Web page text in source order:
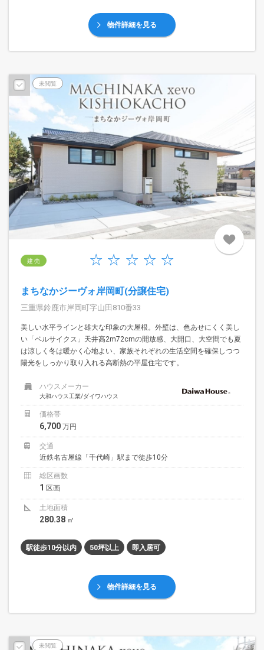
物件詳細を見る
未閲覧
建 売
まちなかジーヴォ岸岡町(分譲住宅)
三重県鈴鹿市岸岡町字山田810番33
美しい水平ラインと雄大な印象の大屋根。外壁は、色あせにくく美し
い「ベルサイクス」天井高2m72cmの開放感、大開口、大空間でも夏
は涼しく冬は暖かく心地よい、家族それぞれの生活空間を確保しつつ
陽光をしっかり取り入れる高断熱の平屋住宅です。
ハウスメーカー
大和ハウス工業/ダイワハウス
価格帯
6,700 万円
交通
近鉄名古屋線「千代崎」駅まで徒歩10分
総区画数
1 区画
土地面積
280.38 ㎡
駅徒歩10分以内 50坪以上 即入居可
物件詳細を見る
未閲覧